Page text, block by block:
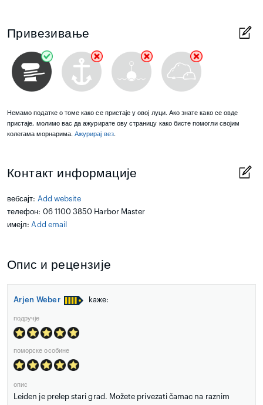
Привезивање
Немамо податке о томе како се пристаје у овој луци. Ако знате како се овде
пристаје, молимо вас да ажурирате ову страницу како бисте помогли својим
колегама морнарима.Ажурирај вез.
Контакт информације
вебсајт: Add website
телефон: 06 1100 3850 Harbor Master
имејл: Add email
Опис и рецензије
Arjen Weber kaже:
подручје
поморске особине
опис
Leiden je prelep stari grad. Možete privezati čamac na raznim